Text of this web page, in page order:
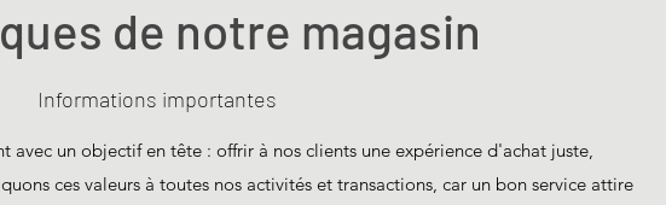
de notre magasin
Informations importantes
avec un objectif en tête : offrir à nos clients une expérience d'achat juste,
ces valeurs à toutes nos activités et transactions, car un bon service attire